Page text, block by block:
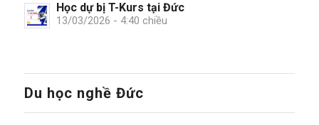
Học dự bị T-Kurs tại Đức
13/03/2026 - 4:40 chiều
Du học nghề Đức